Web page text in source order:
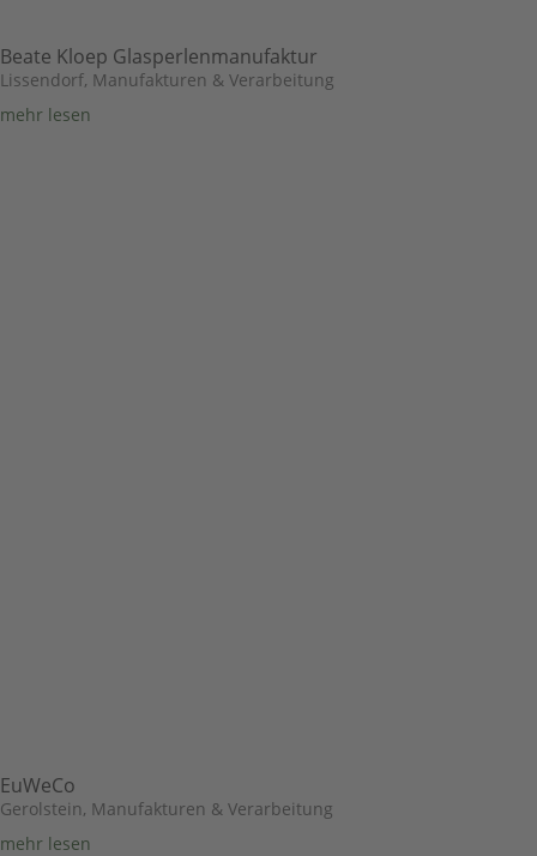
Beate Kloep Glasperlenmanufaktur
Lissendorf, Manufakturen & Verarbeitung
mehr lesen
EuWeCo
Gerolstein, Manufakturen & Verarbeitung
mehr lesen